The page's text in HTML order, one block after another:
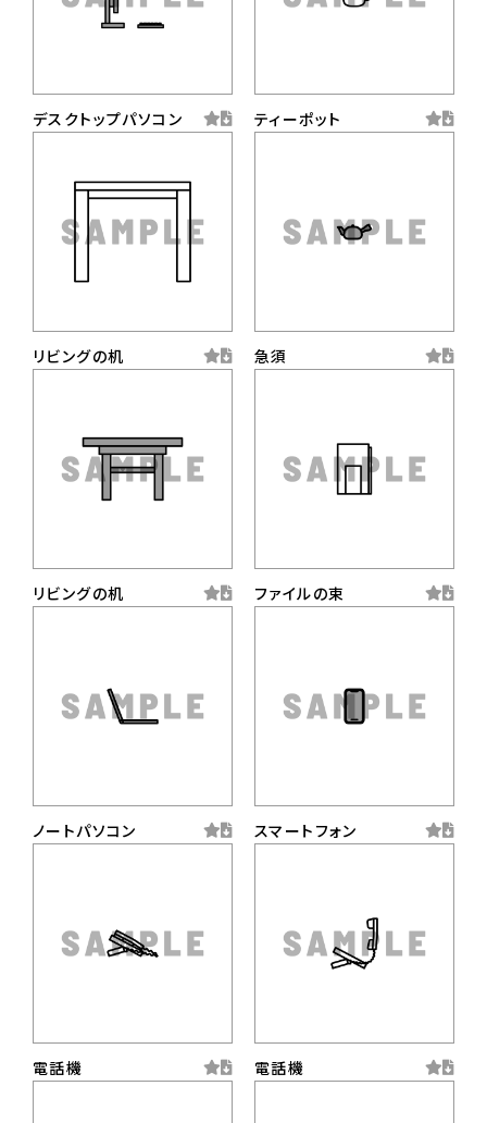
デスクトップパソコン ティーポット
リビングの机 急須
リビングの机 ファイルの束
ノートパソコン スマートフォン
電話機 電話機